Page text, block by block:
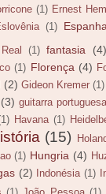
(1) Ernest
(1)
(1) fantasia (4)
(1) Florença (4)
(2) Gideon Kremer (1)
(3) guitarra portuguesa
Havana (1)
(15)
(1) Hungria (4)
(2) Indonésia (1)